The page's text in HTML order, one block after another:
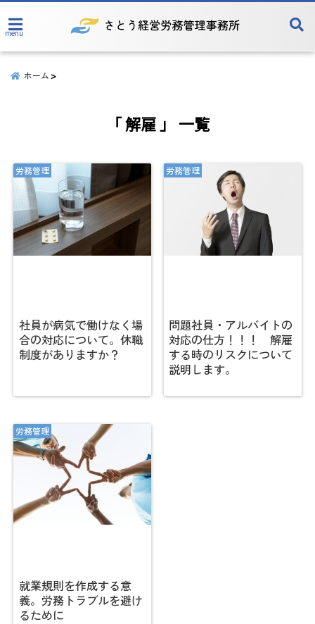
menu
ホーム
「 解雇 」 一覧
労務管理
社員が病気で働けなく場
合の対応について。休職
制度がありますか？
労務管理
問題社員・アルバイトの
対応の仕方！！！ 解雇
する時のリスクについて
説明します。
労務管理
就業規則を作成する意
義。労務トラブルを避け
るために